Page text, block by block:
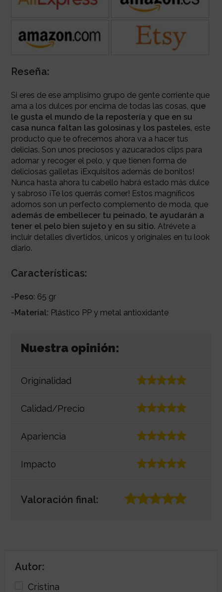
Reseña:
Si eres de ese amplísimo grupo de gente corriente que
ama a los dulces por encima de todas las cosas, que
le gusta el mundo de la repostería y que en su
casa nunca faltan las golosinas y los pasteles, este
producto que te ofrecemos ahora va a hacer tus
delicias. Son unos preciosos y azucarados clips para
adornar y recoger el pelo, y que tienen forma de
deliciosas galletas ¡Exquisitos además de bonitos!
Nunca hasta ahora tu cabello habrá estado más dulce
y sabroso ¡Te los querrás comer! Estos magníficos
adornos son un perfecto complemento de moda, que
además de embellecer tu peinado, te ayudarán a
tener el pelo bien sujeto y en su sitio. Atrévete a
incluir detalles divertidos, únicos y originales en tu look
diario.
Características:
-Peso: 65 gr
-Material: Plástico PP y metal antioxidante
Nuestra opinión:
Originalidad
Calidad/Precio
Apariencia
Impacto
Valoración final:
Autor: